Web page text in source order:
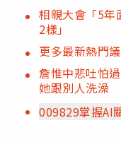
相親大會「5
2樣」
更多最新熱門
詹惟中悲吐怕
她跟別人洗澡
009829掌握AI